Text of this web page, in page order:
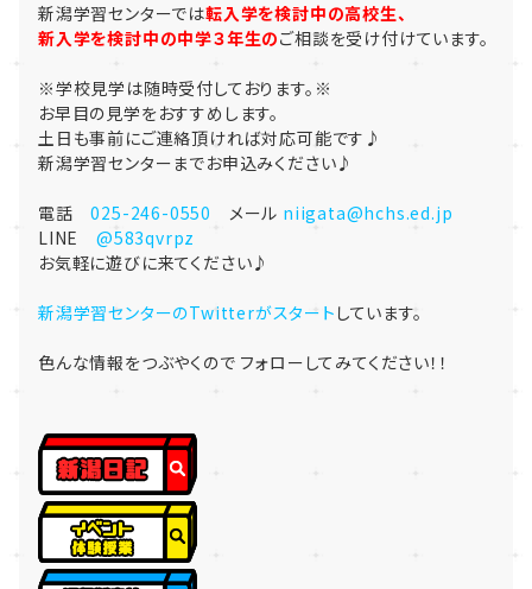
新潟学習センターでは転入学を検討中の高校生、
新入学を検討中の中学３年生のご相談を受け付けています。
※学校見学は随時受付しております。※
お早目の見学をおすすめします。
土日も事前にご連絡頂ければ対応可能です♪
新潟学習センターまでお申込みください♪
電話025-246-0550 メール niigata@hchs.ed.jp
LINE @583qvrpz
お気軽に遊びに来てください♪
新潟学習センターのTwitterがスタート しています。
色んな情報をつぶやくので フォローしてみてください！！